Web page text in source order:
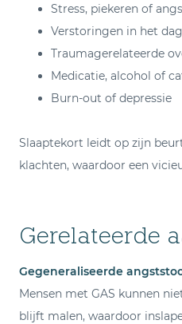
Stress, piekeren of
Verstoringen in het
Traumagerelateerde
Medicatie, alcohol of
Burn-out of depressie
Slaaptekort leidt op zijn
klachten, waardoor een
Gerelateerde
Gegeneraliseerde
Mensen met GAS kunnen
blijft malen, waardoor